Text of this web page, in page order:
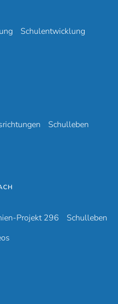
Schulentwicklung
Schulleben
Projekt 296
Schulleben